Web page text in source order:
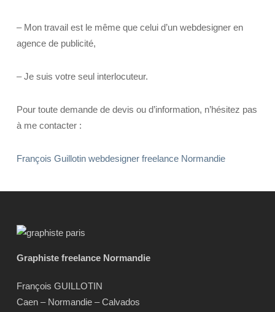
– Mon travail est le même que celui d’un webdesigner en
agence de publicité,
– Je suis votre seul interlocuteur.
Pour toute demande de devis ou d’information, n’hésitez pas
à me contacter :
François Guillotin webdesigner freelance Normandie
Graphiste freelance Normandie
François GUILLOTIN
Caen – Normandie – Calvados